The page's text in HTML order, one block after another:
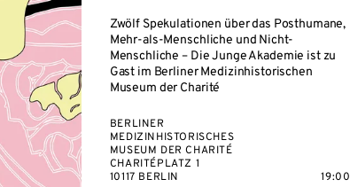
Zwölf Spekulationen über das Posthumane,
Mehr-als-Menschliche und Nicht-
Menschliche – Die Junge Akademie ist zu
Gast im Berliner Medizinhistorischen
Museum der Charité
BERLINER
MEDIZINHISTORISCHES
MUSEUM DER CHARITÉ
CHARITÉPLATZ 1
10117 BERLIN
19:00